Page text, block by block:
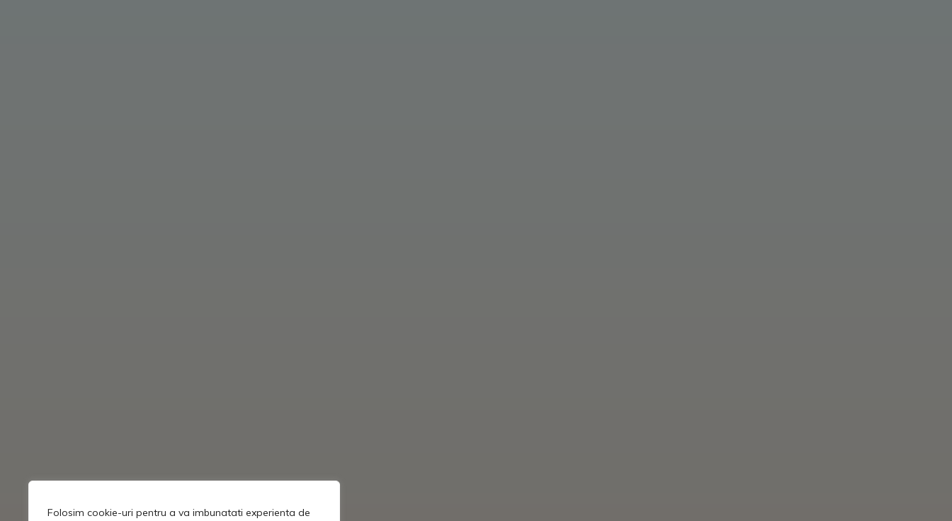
Folosim cookie-uri pentru a va imbunatati experienta de